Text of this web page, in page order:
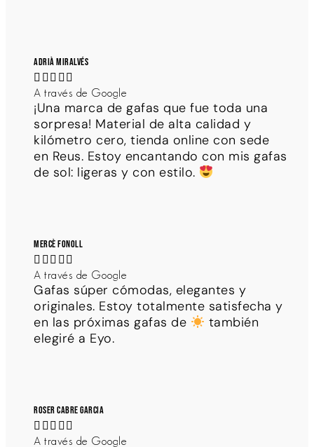
Adrià Miralvés
    
A través de Google
¡Una marca de gafas que fue toda una
sorpresa! Material de alta calidad y
kilómetro cero, tienda online con sede
en Reus. Estoy encantando con mis gafas
de sol: ligeras y con estilo.
Mercè Fonoll
    
A través de Google
Gafas súper cómodas, elegantes y
originales. Estoy totalmente satisfecha y
en las próximas gafas de
también
elegiré a Eyo.
Roser Cabre Garcia
    
A través de Google